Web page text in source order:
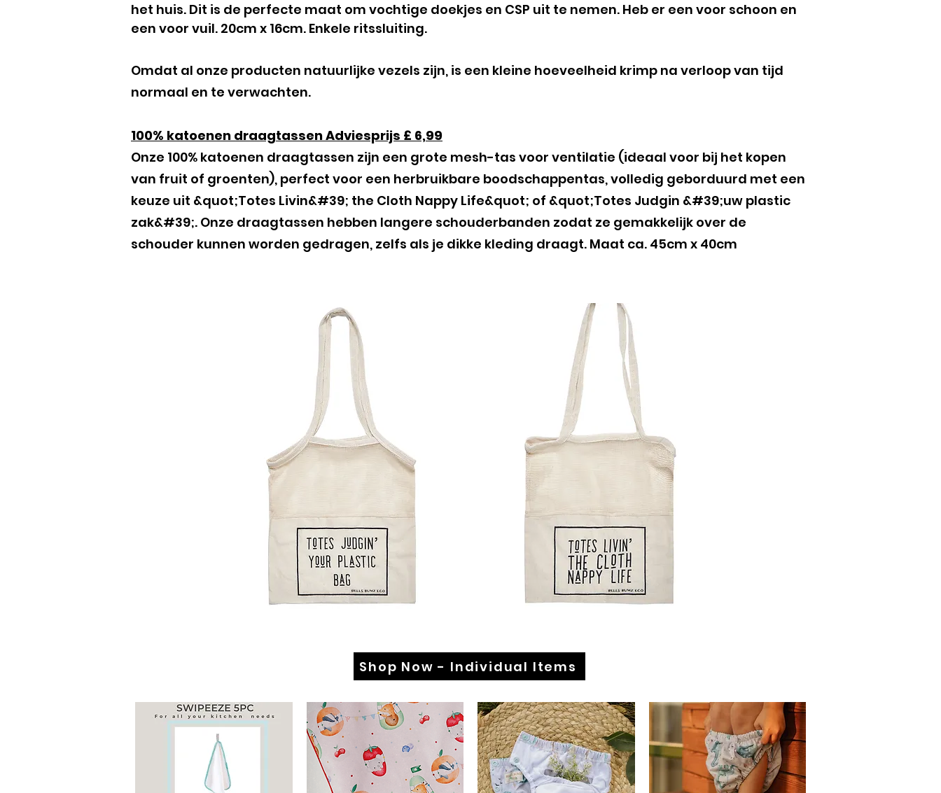
het huis. Dit is de perfecte maat om vochtige doekjes en CSP uit te nemen. Heb er een voor schoon en
een voor vuil. 20cm x 16cm. Enkele ritssluiting.
Omdat al onze producten natuurlijke vezels zijn, is een kleine hoeveelheid krimp na verloop van tijd
normaal en te verwachten.
100% katoenen draagtassen Adviesprijs £ 6,99
Onze 100% katoenen draagtassen zijn een grote mesh-tas voor ventilatie (ideaal voor bij het kopen
van fruit of groenten), perfect voor een herbruikbare boodschappentas, volledig geborduurd met een
keuze uit &quot;Totes Livin&#39; the Cloth Nappy Life&quot; of &quot;Totes Judgin &#39;uw plastic
zak&#39;. Onze draagtassen hebben langere schouderbanden zodat ze gemakkelijk over de
schouder kunnen worden gedragen, zelfs als je dikke kleding draagt. Maat ca. 45cm x 40cm
Shop Now - Individual Items